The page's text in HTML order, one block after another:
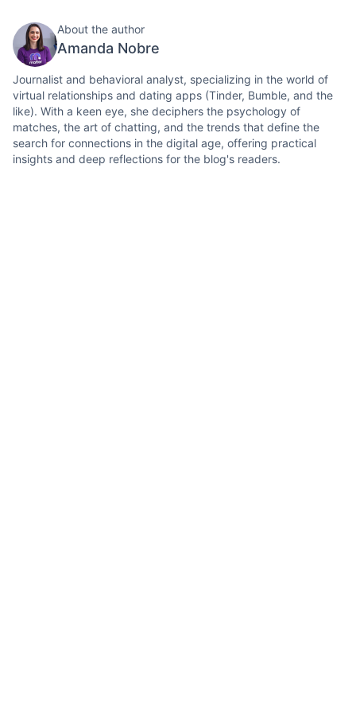
About the author
Amanda Nobre
Journalist and behavioral analyst, specializing in the world of
virtual relationships and dating apps (Tinder, Bumble, and the
like). With a keen eye, she deciphers the psychology of
matches, the art of chatting, and the trends that define the
search for connections in the digital age, offering practical
insights and deep reflections for the blog's readers.